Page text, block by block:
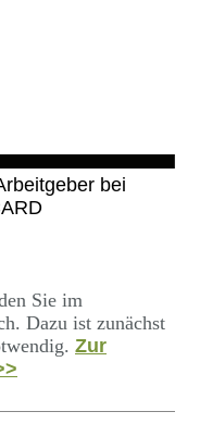
bei
Sie im
Dazu ist zunächst
Zur